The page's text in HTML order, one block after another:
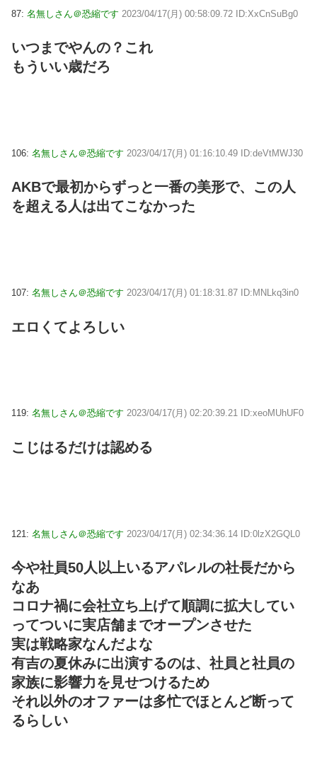
87: 名無しさん＠恐縮です 2023/04/17(月) 00:58:09.72 ID:XxCnSuBg0
いつまでやんの？これ
もういい歳だろ
106: 名無しさん＠恐縮です 2023/04/17(月) 01:16:10.49 ID:deVtMWJ30
AKBで最初からずっと一番の美形で、この人
を超える人は出てこなかった
107: 名無しさん＠恐縮です 2023/04/17(月) 01:18:31.87 ID:MNLkq3in0
エロくてよろしい
119: 名無しさん＠恐縮です 2023/04/17(月) 02:20:39.21 ID:xeoMUhUF0
こじはるだけは認める
121: 名無しさん＠恐縮です 2023/04/17(月) 02:34:36.14 ID:0lzX2GQL0
今や社員50人以上いるアパレルの社長だから
なあ
コロナ禍に会社立ち上げて順調に拡大してい
ってついに実店舗までオープンさせた
実は戦略家なんだよな
有吉の夏休みに出演するのは、社員と社員の
家族に影響力を見せつけるため
それ以外のオファーは多忙でほとんど断って
るらしい